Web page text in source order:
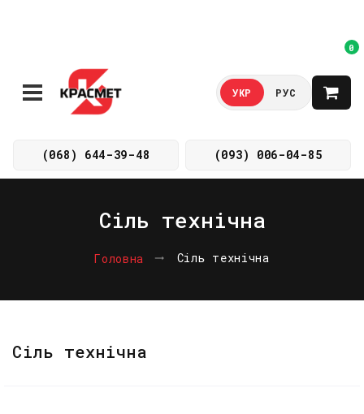
(068) 644-39-48 (093) 006-04-85
УКР РУС
0
Сіль технічна
Головна Сіль технічна
Сіль технічна